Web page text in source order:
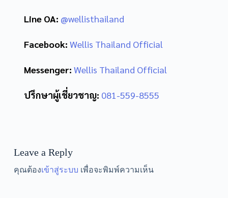
Line OA: @wellisthailand
Facebook: Wellis Thailand Official
Messenger: Wellis Thailand Official
ปรึกษาผู้เชี่ยวชาญ: 081-559-8555
Leave a Reply
คุณต้องเข้าสู่ระบบ เพื่อจะพิมพ์ความเห็น